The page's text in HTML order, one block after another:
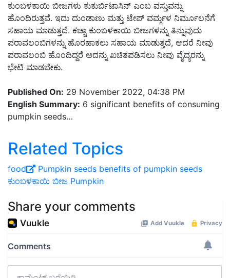
ಕುಂಬಳಕಾಯಿ ಬೀಜಗಳು ಕುಕುರ್ಬಿಟಾಸಿನ್ ಎಂಬ ವಸ್ತುವನ್ನು
ಹೊಂದಿರುತ್ತವೆ. ಇದು ದುಂಡಾಣು ಮತ್ತು ಟೇಪ್ ವರ್ಮ್ಗಳ ನಿರ್ಮೂಲನೆಗೆ
ಸಹಾಯ ಮಾಡುತ್ತದೆ. ಕಚ್ಚಾ ಕುಂಬಳಕಾಯಿ ಬೀಜಗಳನ್ನು ತಿನ್ನುವುದು
ಪರಾವಲಂಬಿಗಳನ್ನು ಹೊರಹಾಕಲು ಸಹಾಯ ಮಾಡುತ್ತದೆ, ಆದರೆ ನೀವು
ಪರಾವಲಂಬಿ ಹೊಂದಿದ್ದರೆ ಅದನ್ನು ಖಚಿತಪಡಿಸಲು ನೀವು ವೈದ್ಯರನ್ನು
ಭೇಟಿ ಮಾಡಬೇಕು.
Published On: 29 November 2022, 04:38 PM
English Summary: 6 significant benefits of consuming
pumpkin seeds…
Related Topics
food Pumpkin seeds benefits of pumpkin seeds
ಕುಂಬಳಕಾಯಿ ಬೀಜ Pumpkin
Share your comments